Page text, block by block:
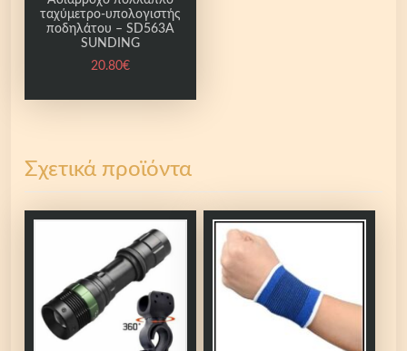
ταχύμετρο-υπολογιστής
ποδηλάτου – SD563A
SUNDING
20.80€
Σχετικά προϊόντα